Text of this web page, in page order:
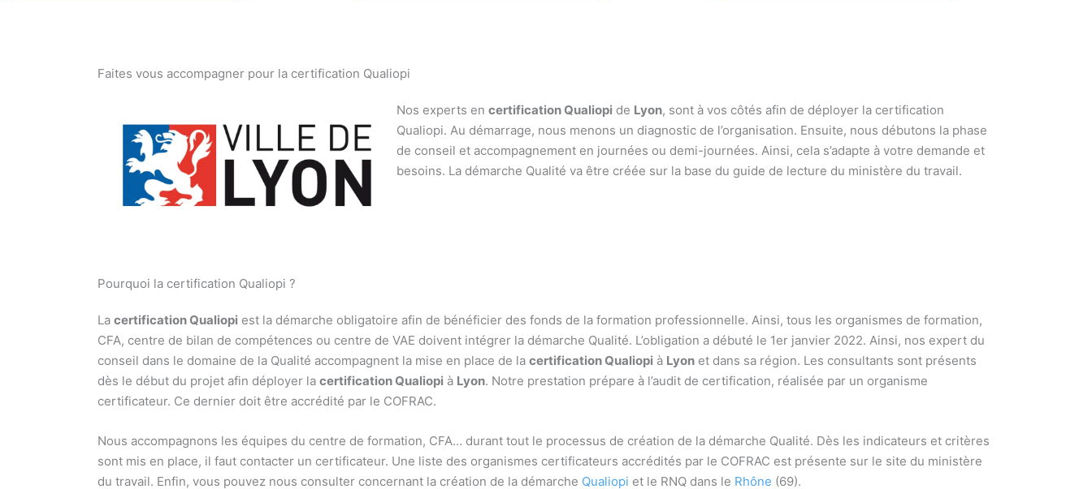
Faites vous accompagner pour la certification Qualiopi
Nos experts en certification Qualiopi de Lyon, sont à vos côtés afin de déployer la certification
Qualiopi. Au démarrage, nous menons un diagnostic de l’organisation. Ensuite, nous débutons la phase
de conseil et accompagnement en journées ou demi-journées. Ainsi, cela s’adapte à votre demande et
besoins. La démarche Qualité va être créée sur la base du guide de lecture du ministère du travail.
Pourquoi la certification Qualiopi ?
Lacertification Qualiopi est la démarche obligatoire afin de bénéficier des fonds de la formation professionnelle. Ainsi, tous les organismes de formation,
CFA, centre de bilan de compétences ou centre de VAE doivent intégrer la démarche Qualité. L’obligation a débuté le 1er janvier 2022. Ainsi, nos expert du
conseil dans le domaine de la Qualité accompagnent la mise en place de lacertification Qualiopi à Lyon et dans sa région. Les consultants sont présents
dès le début du projet afin déployer lacertification Qualiopi à Lyon. Notre prestation prépare à l’audit de certification, réalisée par un organisme
certificateur. Ce dernier doit être accrédité par le COFRAC.
Nous accompagnons les équipes du centre de formation, CFA… durant tout le processus de création de la démarche Qualité. Dès les indicateurs et critères
sont mis en place, il faut contacter un certificateur. Une liste des organismes certificateurs accrédités par le COFRAC est présente sur le site du ministère
du travail. Enfin, vous pouvez nous consulter concernant la création de la démarche Qualiopi et le RNQ dans le Rhône (69).